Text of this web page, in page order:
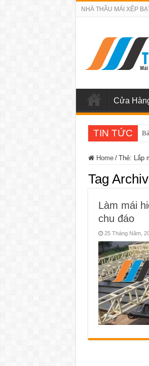
NHÀ THẦU MÁI XẾP
Cửa
TIN TỨC
Home / Thẻ: Lắp
Tag
Làm mái
chu đáo
25 Tháng Năm,